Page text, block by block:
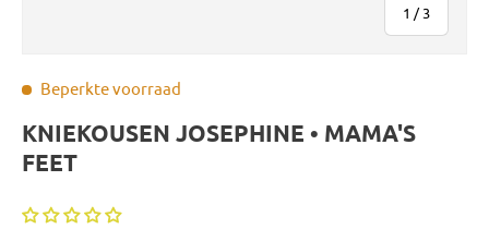
1 /van
3
Beperkte voorraad
KNIEKOUSEN JOSEPHINE • MAMA'S
FEET